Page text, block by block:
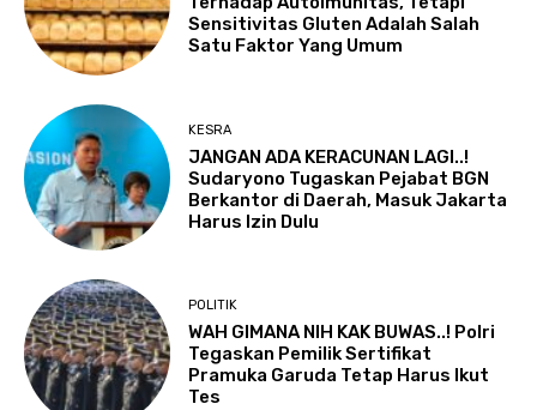
Sensitivitas Gluten Adalah Salah
Satu Faktor Yang Umum
KESRA
JANGAN ADA KERACUNAN LAGI..!
Sudaryono Tugaskan Pejabat BGN
Berkantor di Daerah, Masuk Jakarta
Harus Izin Dulu
POLITIK
WAH GIMANA NIH KAK BUWAS..! Polri
Tegaskan Pemilik Sertifikat
Pramuka Garuda Tetap Harus Ikut
Tes